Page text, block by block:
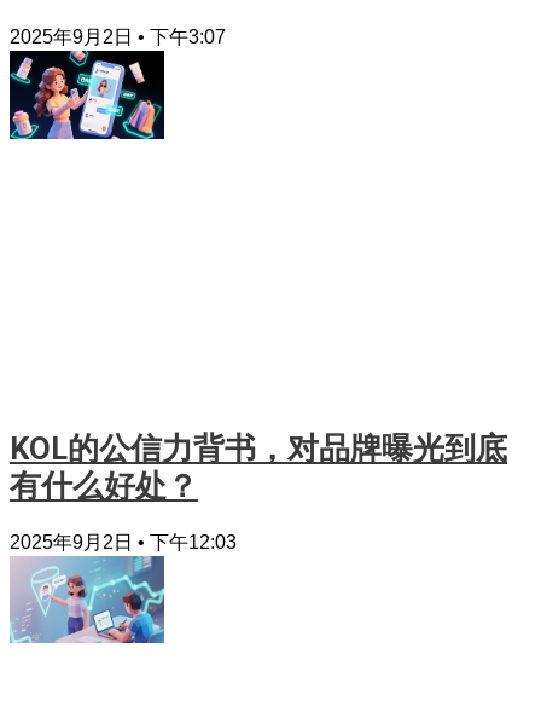
2025年9月2日 下午3:07
KOL的公信力背书，对品牌曝光到底
有什么好处？
2025年9月2日 下午12:03